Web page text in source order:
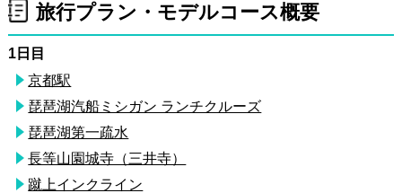
旅行プラン・モデルコース概要
1日目
京都駅
琵琶湖汽船ミシガン ランチクルーズ
琵琶湖第一疏水
長等山園城寺（三井寺）
蹴上インクライン